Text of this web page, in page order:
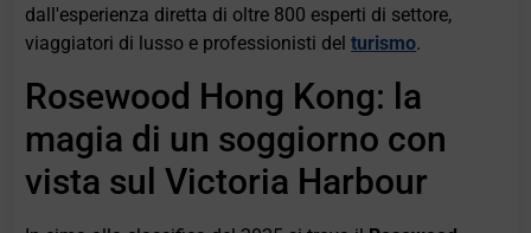
dall'esperienza diretta di oltre 800 esperti di settore,
viaggiatori di lusso e professionisti delturismo.
Rosewood Hong Kong: la
magia di un soggiorno con
vista sul Victoria Harbour